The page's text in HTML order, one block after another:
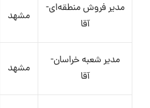
مدیر فروش منطقه‌ای-
آقا
مشهد
مدیر شعبه خراسان-
آقا
مشهد